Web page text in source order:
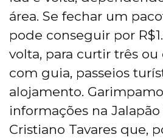
área. Se fechar um
pode conseguir por
volta, para curtir três
com guia, passeios
alojamento.
informações na
Cristiano Tavares que,